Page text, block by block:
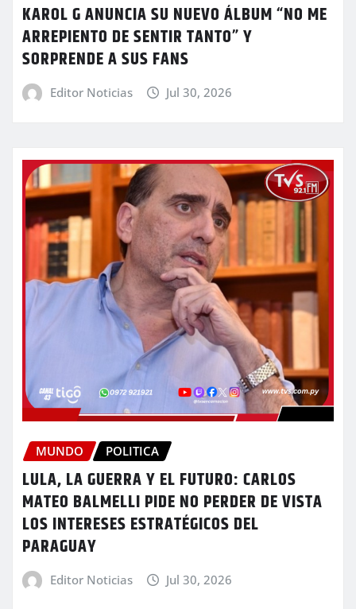
KAROL G ANUNCIA SU NUEVO ÁLBUM “NO ME
ARREPIENTO DE SENTIR TANTO” Y
SORPRENDE A SUS FANS
Editor Noticias Jul 30, 2026
MUNDO POLITICA
LULA, LA GUERRA Y EL FUTURO: CARLOS
MATEO BALMELLI PIDE NO PERDER DE VISTA
LOS INTERESES ESTRATÉGICOS DEL
PARAGUAY
Editor Noticias Jul 30, 2026